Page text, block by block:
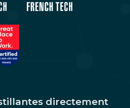
directement